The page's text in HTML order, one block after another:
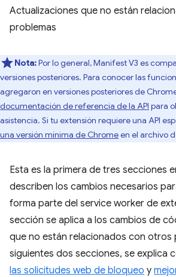
Actualizaciones que no están
problemas
Nota:Por lo general, Manifest V3 es
versiones posteriores. Para conocer las
agregaron en versiones posteriores de
documentación de referencia de la API para
asistencia. Si tu extensión requiere una API
una versión mínima de Chromeen el archivo
Esta es la primera de tres secciones
describen los cambios necesarios
forma parte del service worker de
sección se aplica a los cambios de
que no están relacionados con otros
siguientes dos secciones, se explica
las solicitudes web de bloqueo y